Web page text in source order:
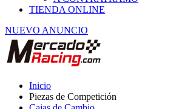
NUEVO ANUNCIO
Piezas de Competición
Cajas de Cambio
Embrague helix bidisco lancer evolution